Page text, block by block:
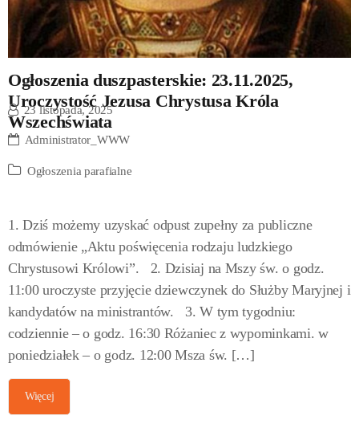
Ogłoszenia duszpasterskie: 23.11.2025,
Uroczystość Jezusa Chrystusa Króla
Wszechświata
23 listopada, 2025
Administrator_WWW
Ogłoszenia parafialne
1. Dziś możemy uzyskać odpust zupełny za publiczne
odmówienie „Aktu poświęcenia rodzaju ludzkiego
Chrystusowi Królowi”. 2. Dzisiaj na Mszy św. o godz.
11:00 uroczyste przyjęcie dziewczynek do Służby Maryjnej i
kandydatów na ministrantów. 3. W tym tygodniu:
codziennie – o godz. 16:30 Różaniec z wypominkami. w
poniedziałek – o godz. 12:00 Msza św. […]
Więcej